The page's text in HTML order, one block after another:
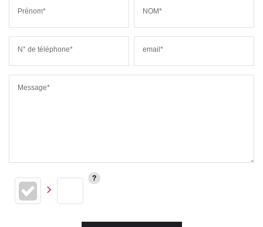
Prénom* NOM*
N° de téléphone* email*
Message*